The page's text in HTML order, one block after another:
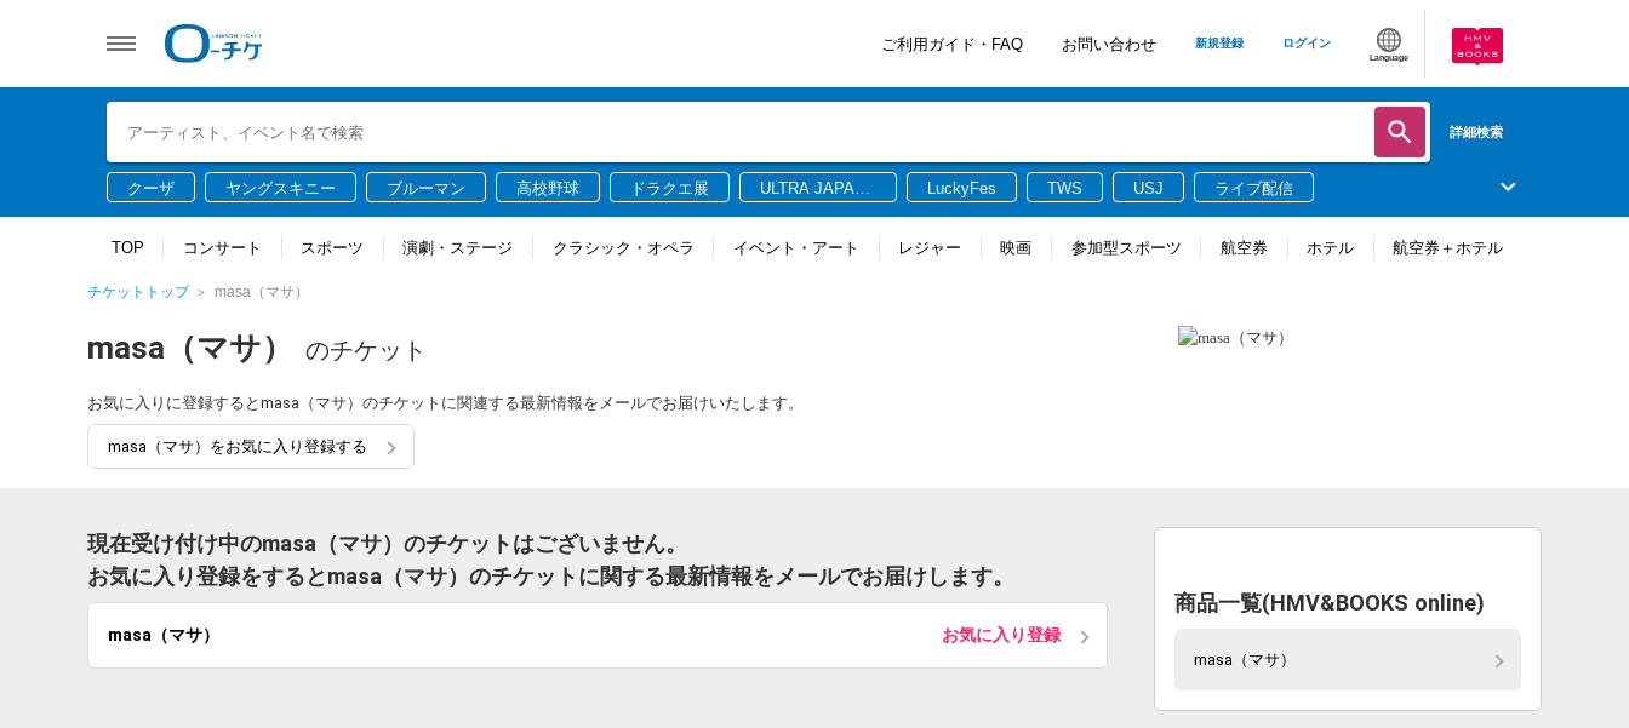
ご利用ガイド・FAQ お問い合わせ 新規登録 ログイン
Language
詳細検索
クーザ ヤングスキニー ブルーマン 高校野球 ドラクエ展
ULTRA JAPAN
LuckyFes TWS USJ ライブ配信
TOP コンサート スポーツ 演劇・ステージ クラシック・オペラ イベント・アート レジャー 映画 参加型スポーツ 航空券 ホテル 航空券＋ホテル
チケットトップ masa（マサ）
masa（マサ） のチケット
お気に入りに登録するとmasa（マサ）のチケットに関連する最新情報をメールでお届けいたします。
masa（マサ）をお気に入り登録する
現在受け付け中のmasa（マサ）のチケットはございません。
お気に入り登録をするとmasa（マサ）のチケットに関する最新情報をメールでお届けします。
masa（マサ） お気に入り登録
商品一覧(HMV&BOOKS online)
masa（マサ）